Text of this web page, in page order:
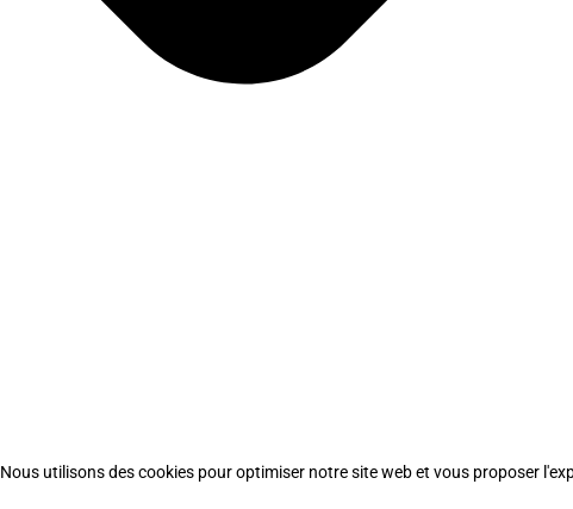
Nous utilisons des cookies pour optimiser notre site web et vous proposer